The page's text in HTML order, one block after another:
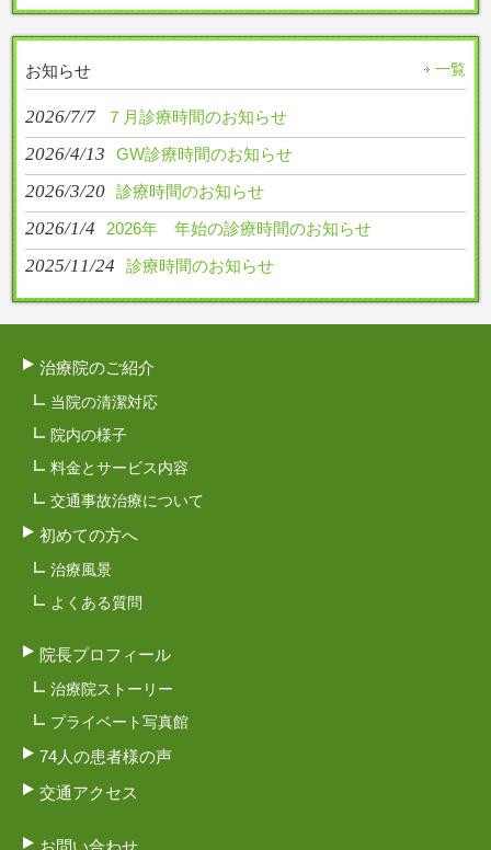
お知らせ 一覧
2026/7/7 ７月診療時間のお知らせ
2026/4/13 GW診療時間のお知らせ
2026/3/20 診療時間のお知らせ
2026/1/4 2026年 年始の診療時間のお知らせ
2025/11/24 診療時間のお知らせ
治療院のご紹介
当院の清潔対応
院内の様子
料金とサービス内容
交通事故治療について
初めての方へ
治療風景
よくある質問
院長プロフィール
治療院ストーリー
プライベート写真館
74人の患者様の声
交通アクセス
お問い合わせ